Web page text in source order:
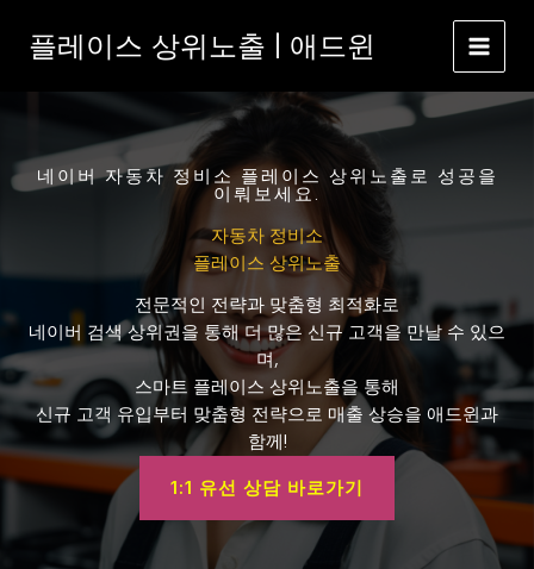
뛰
플레이스 상위노출 | 애드윈
네이버 자동차 정비소 플레이스 상위노출로 성공을
이뤄보세요.
자동차 정비소
플레이스 상위노출
전문적인 전략과 맞춤형 최적화로
네이버 검색 상위권을 통해 더 많은 신규 고객을 만날 수 있으
며,
스마트 플레이스 상위노출을 통해
신규 고객 유입부터 맞춤형 전략으로 매출 상승을 애드윈과
함께!
1:1 유선 상담 바로가기